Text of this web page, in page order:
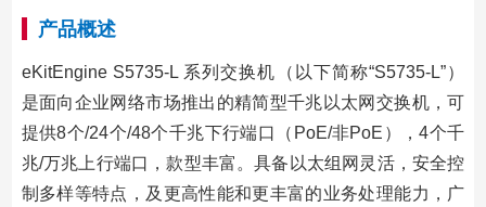
产品概述
eKitEngine S5735-L 系列交换机（以下简称“S5735-L”）
是面向企业网络市场推出的精简型千兆以太网交换机，可
提供8个/24个/48个千兆下行端口（PoE/非PoE），4个千
兆/万兆上行端口，款型丰富。具备以太组网灵活，安全控
制多样等特点，及更高性能和更丰富的业务处理能力，广